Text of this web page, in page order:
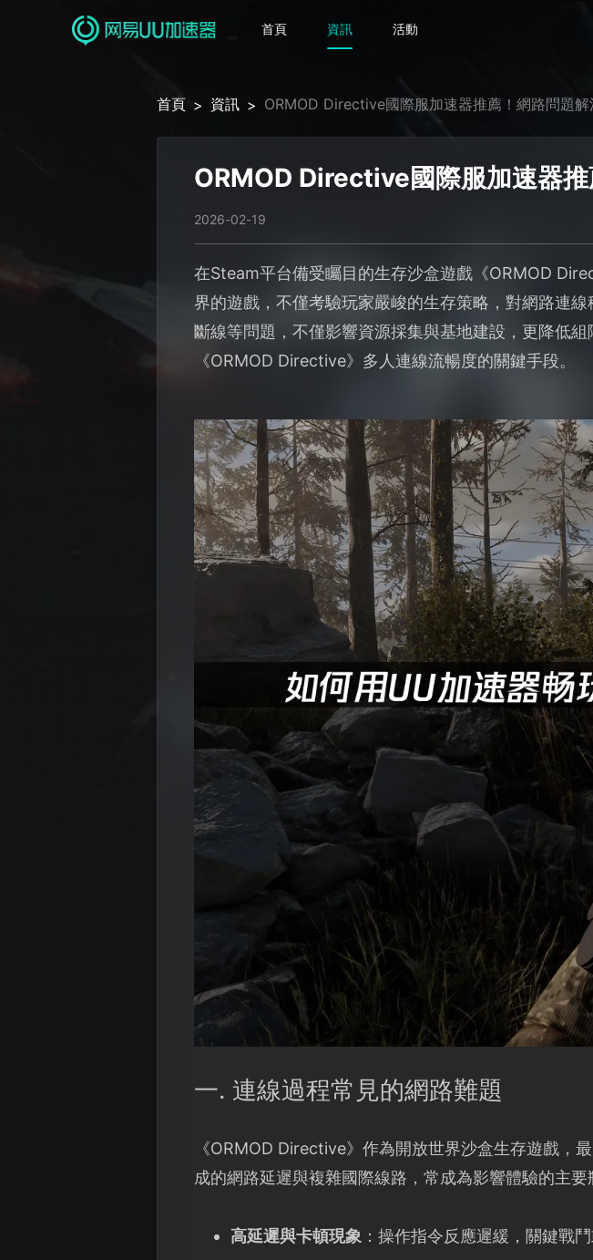
首頁 資訊 活動
首頁 > 資訊 > ORMOD Directive國際服加速器推薦！網路問題解
ORMOD Directive國際服加速器推
2026-02-19
在Steam平台備受矚目的生存沙盒遊戲《ORMOD
界的遊戲，不僅考驗玩家嚴峻的生存策略，對網路連
斷線等問題，不僅影響資源採集與基地建設，更降低
《ORMOD Directive》多人連線流暢度的關鍵手段。
一. 連線過程常見的網路難題
《ORMOD Directive》作為開放世界沙盒生存遊戲，
成的網路延遲與複雜國際線路，常成為影響體驗的主要
高延遲與卡頓現象：操作指令反應遲緩，關鍵戰鬥